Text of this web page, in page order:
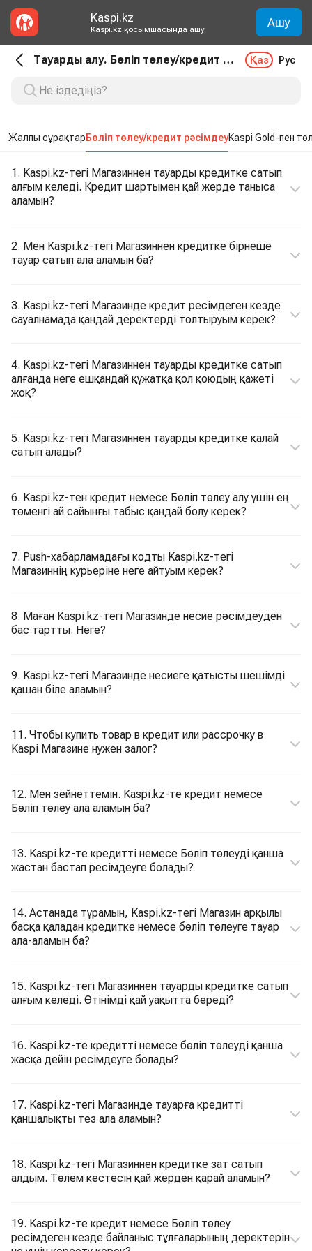
Kaspi.kz
Kaspi.kz қосымшасында ашу Ашу
Тауарды алу. Бөліп төлеу/кредит рәсімдеу Қаз Рус
Жалпы сұрақтарБөліп төлеу/кредит рәсімдеуKaspi Gold-пен
1. Kaspi.kz-тегі Магазиннен тауарды кредитке сатып
алғым келеді. Кредит шартымен қай жерде таныса
аламын?
2. Мен Kaspi.kz-тегі Магазиннен кредитке бірнеше
тауар сатып ала аламын ба?
3. Kaspi.kz-тегі Магазинде кредит ресімдеген кезде
сауалнамада қандай деректерді толтыруым керек?
4. Kaspi.kz-тегі Магазиннен тауарды кредитке сатып
алғанда неге ешқандай құжатқа қол қоюдың қажеті
жоқ?
5. Kaspi.kz-тегі Магазиннен тауарды кредитке қалай
сатып алады?
6. Kaspi.kz-тен кредит немесе Бөліп төлеу алу үшін ең
төменгі ай сайынғы табыс қандай болу керек?
7. Push-хабарламадағы кодты Kaspi.kz-тегі
Магазиннің курьеріне неге айтуым керек?
8. Маған Kaspi.kz-тегі Магазинде несие рәсімдеуден
бас тартты. Неге?
9. Kaspi.kz-тегі Магазинде несиеге қатысты шешімді
қашан біле аламын?
11. Чтобы купить товар в кредит или рассрочку в
Kaspi Магазине нужен залог?
12. Мен зейнеттемін. Kaspi.kz-те кредит немесе
Бөліп төлеу ала аламын ба?
13. Kaspi.kz-те кредитті немесе Бөліп төлеуді қанша
жастан бастап ресімдеуге болады?
14. Астанада тұрамын, Kaspi.kz-тегі Магазин арқылы
басқа қаладан кредитке немесе бөліп төлеуге тауар
ала-аламын ба?
15. Kaspi.kz-тегі Магазиннен тауарды кредитке сатып
алғым келеді. Өтінімді қай уақытта береді?
16. Kaspi.kz-те кредитті немесе бөліп төлеуді қанша
жасқа дейін ресімдеуге болады?
17. Kaspi.kz-тегі Магазинде тауарға кредитті
қаншалықты тез ала аламын?
18. Kaspi.kz-тегі Магазиннен кредитке зат сатып
алдым. Төлем кестесін қай жерден қарай аламын?
19. Kaspi.kz-те кредит немесе Бөліп төлеу
ресімдеген кезде байланыс тұлғаларының деректерін